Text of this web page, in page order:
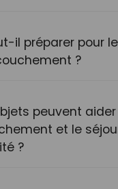
il préparer pour
?
peuvent
et le
?